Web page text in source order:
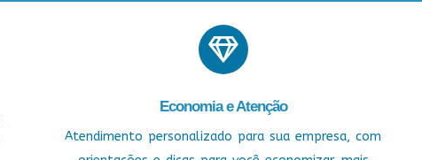
Economia e Atenção
Atendimento personalizado para sua empresa, com